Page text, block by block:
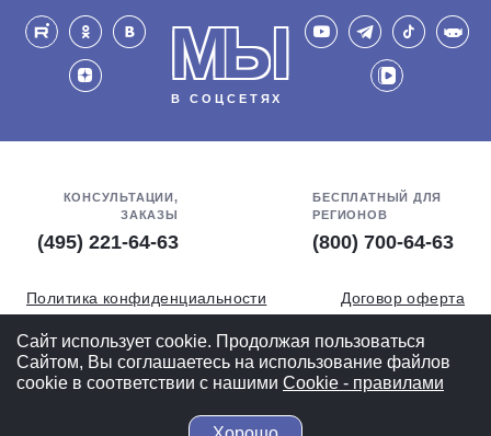
МЫ
В СОЦСЕТЯХ
КОНСУЛЬТАЦИИ,
ЗАКАЗЫ
(495) 221-64-63
БЕСПЛАТНЫЙ ДЛЯ
РЕГИОНОВ
(800) 700-64-63
Политика конфиденциальности
Договор оферта
Обработка персональных данных
СОУТ
Полная версия
Сайт использует cookie. Продолжая пользоваться
Сайтом, Вы соглашаетесь на использование файлов
cookie в соответствии с нашими Cookiе - правилами